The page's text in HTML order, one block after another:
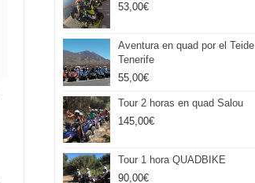
53,00€
Aventura en quad por el Teide
Tenerife
55,00€
Tour 2 horas en quad Salou
145,00€
Tour 1 hora QUADBIKE
90,00€